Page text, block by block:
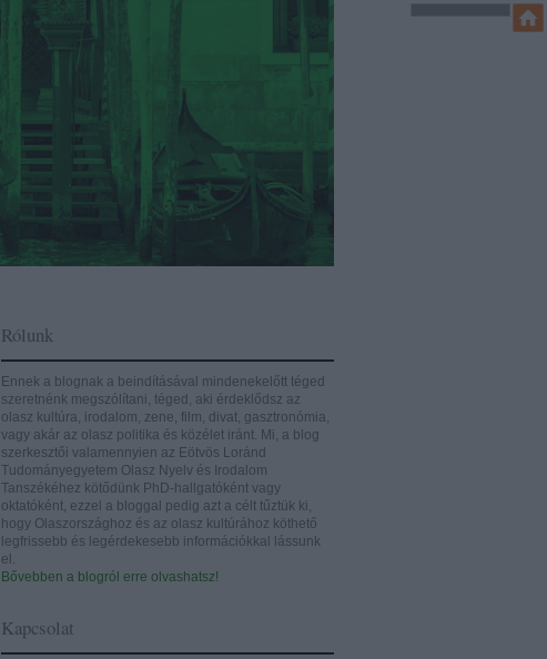
Rólunk
Ennek a blognak a beindításával mindenekelőtt téged
szeretnénk megszólítani, téged, aki érdeklődsz az
olasz kultúra, irodalom, zene, film, divat, gasztronómia,
vagy akár az olasz politika és közélet iránt. Mi, a blog
szerkesztői valamennyien az Eötvös Loránd
Tudományegyetem Olasz Nyelv és Irodalom
Tanszékéhez kötődünk PhD-hallgatóként vagy
oktatóként, ezzel a bloggal pedig azt a célt tűztük ki,
hogy Olaszországhoz és az olasz kultúrához köthető
legfrissebb és legérdekesebb információkkal lássunk
el.
Bővebben a blogról erre olvashatsz!
Kapcsolat